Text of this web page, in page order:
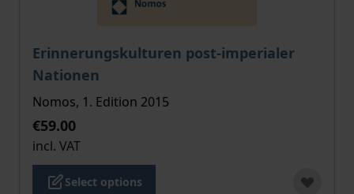
Erinnerungskulturen post-imperialer
Nationen
The price depends on the options chosen on the
Nomos, 1. Edition 2015
€59.00
incl. VAT
Select options